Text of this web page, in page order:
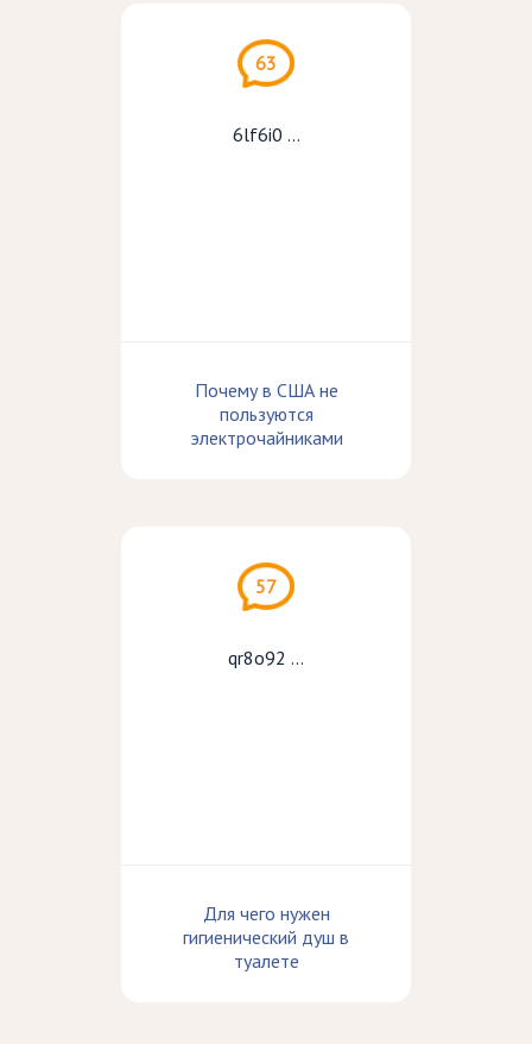
63
6lf6i0 ...
Почему в США не
пользуются
электрочайниками
57
qr8o92 ...
Для чего нужен
гигиенический душ в
туалете